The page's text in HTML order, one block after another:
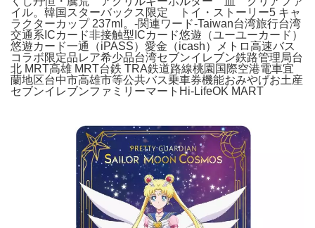
イル。韓国スターバックス限定 トイ・ストーリー5 キャ
ラクターカップ 237ml。-関連ワード-Taiwan台湾旅行台湾
交通系ICカード非接触型ICカード悠遊（ユーユーカード）
悠遊カード一通（iPASS）愛金（icash）メトロ高速バス
コラボ限定品レア希少品台湾セブンイレブン鉄路管理局台
北 MRT高雄 MRT台鉄 TRA鉄道路線桃園国際空港電車宜
蘭地区台中市高雄市等公共バス乗車券機能おみやげお土産
セブンイレブンファミリーマートHi-LifeOK MART